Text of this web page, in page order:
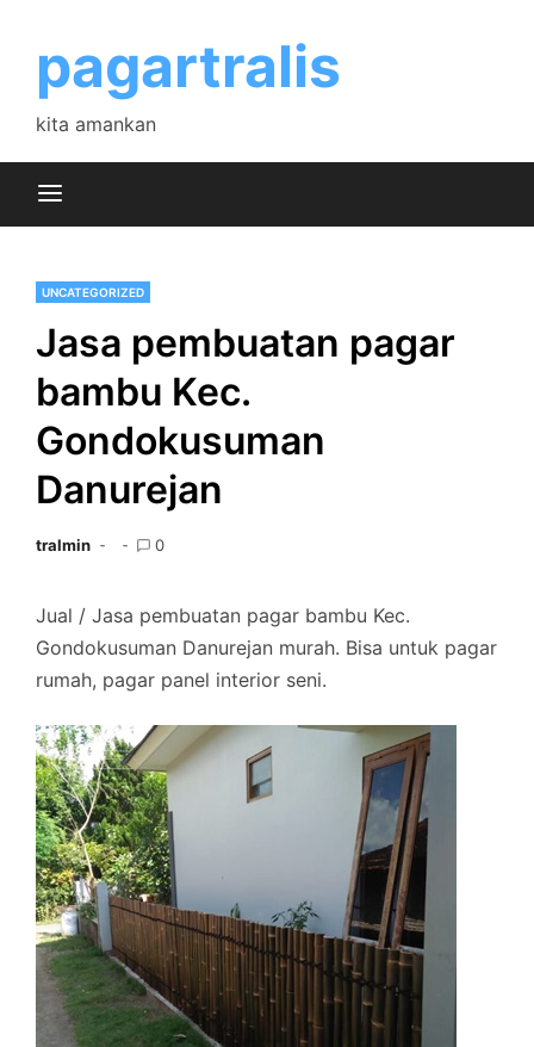
contentpagartralis
kita amankan
UNCATEGORIZED
Jasa pembuatan pagar
bambu Kec.
Gondokusuman
Danurejan
tralmin 0
Jual / Jasa pembuatan pagar bambu Kec.
Gondokusuman Danurejan murah. Bisa untuk pagar
rumah, pagar panel interior seni.